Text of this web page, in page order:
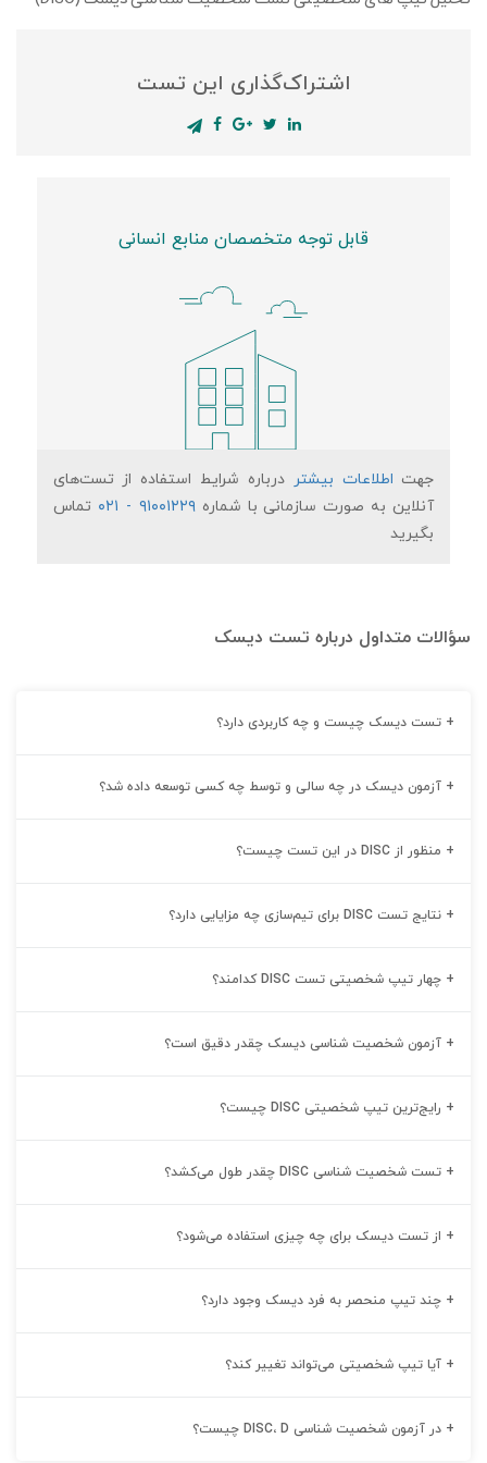
اشتراک‌گذاری این تست
قابل توجه متخصصان منابع انسانی
جهت اطلاعات بیشتر درباره شرایط استفاده از تست‌های
آنلاین به صورت سازمانی با شماره۹۱۰۰۱۲۲۹ - ۰۲۱
تماس
بگیرید
سؤالات متداول درباره تست دیسک
+ تست دیسک چیست و چه کاربردی دارد؟
+ آزمون دیسک در چه سالی و توسط چه‌ کسی توسعه داده شد؟
+ منظور از DISC در این تست چیست؟
+ نتایج تست DISC برای تیم‌سازی چه مزایایی دارد؟
+ چهار تیپ شخصیتی تست DISC کدامند؟
+ آزمون شخصیت شناسی دیسک چقدر دقیق است؟
+ رایج‌ترین تیپ شخصیتی DISC چیست؟
+ تست شخصیت شناسی DISC چقدر طول می‌کشد؟
+ از تست دیسک برای چه چیزی استفاده می‌شود؟
+ چند تیپ منحصر به فرد دیسک وجود دارد؟
+ آیا تیپ شخصیتی می‌تواند تغییر کند؟
+ در آزمون شخصیت شناسی DISC، D چیست؟